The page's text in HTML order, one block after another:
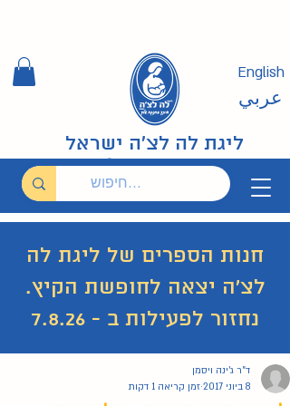
ליגת לה לצ'ה ישראל
English
عربي
חנות הספרים של ליגת לה
לצ'ה יצאה לחופשת הקיץ.
נחזור לפעילות ב - 7.8.26
איך להניק? (29) 29 פוסטיםהאם מותר בהנקה?
ערבית عربي
19 פוסטים
ד"ר ג'ינה ויסמן
8 ביוני 2017
זמן קריאה 1 דקות